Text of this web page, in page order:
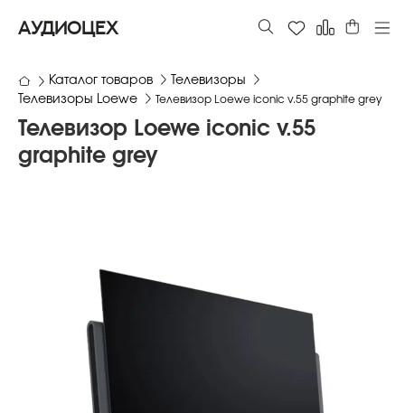
АУДИОЦЕХ
Каталог товаров
Телевизоры
Телевизоры Loewe
Телевизор Loewe iconic v.55 graphite grey
Телевизор Loewe iconic v.55
graphite grey